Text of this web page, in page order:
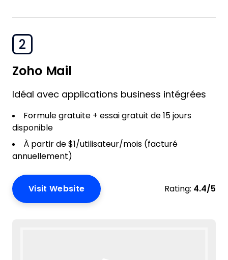
2
Zoho Mail
Idéal avec applications business intégrées
Formule gratuite + essai gratuit de 15 jours
disponible
À partir de $1/utilisateur/mois (facturé
annuellement)
Visit Website Rating: 4.4/5